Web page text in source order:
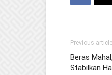
Previous article
Beras
Stabilkan